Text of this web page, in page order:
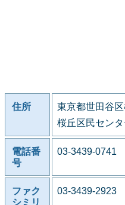
住所
東京都世田谷
桜丘区民セン
電話番
号
03-3439-0741
ファク
シミリ
03-3439-2923